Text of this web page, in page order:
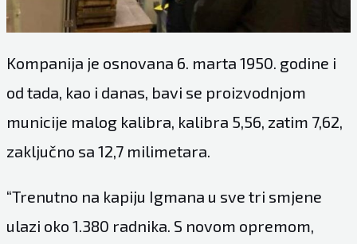
Kompanija je osnovana 6. marta 1950. godine i
od tada, kao i danas, bavi se proizvodnjom
municije malog kalibra, kalibra 5,56, zatim 7,62,
zaključno sa 12,7 milimetara.
“Trenutno na kapiju Igmana u sve tri smjene
ulazi oko 1.380 radnika. S novom opremom,